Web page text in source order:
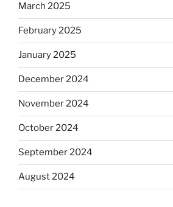
March 2025
February 2025
January 2025
December 2024
November 2024
October 2024
September 2024
August 2024